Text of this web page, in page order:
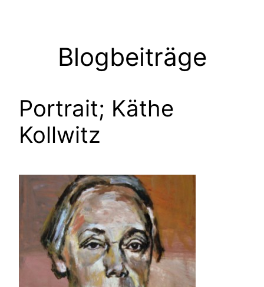
Blogbeiträge
Portrait; Käthe
Kollwitz